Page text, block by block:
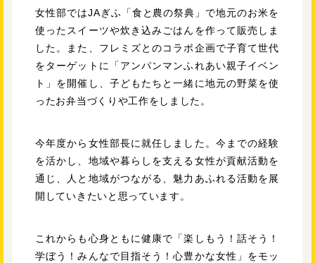
女性部ではJAぎふ「食と農の祭典」で地元のお米を
使ったスイーツや炊き込みごはんを作って販売しま
した。また、フレミズとのコラボ企画で子育て世代
をターゲットに「アンパンマンふれあい親子イベン
ト」を開催し、子どもたちと一緒に地元の野菜を使
ったお弁当づくりや工作をしました。
今年度から女性部長に就任しました。今までの経験
を活かし、地域や暮らしを支える女性が貢献活動を
通じ、人と地域がつながる、魅力あふれる活動を展
開していきたいと思っています。
これからも心身ともに健康で「楽しもう！話そう！
学ぼう！みんなで目指そう！心豊かな女性」をモッ